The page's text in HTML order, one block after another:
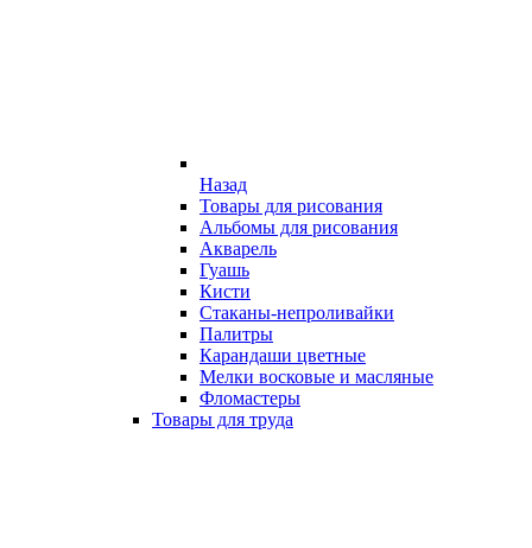
Назад
Товары для рисования
Альбомы для рисования
Акварель
Гуашь
Кисти
Стаканы-непроливайки
Палитры
Карандаши цветные
Мелки восковые и масляные
Фломастеры
Товары для труда